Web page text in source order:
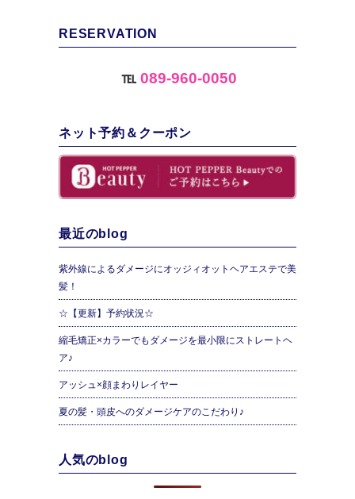
RESERVATION
℡ 089-960-0050
ネット予約＆クーポン
最近のblog
紫外線によるダメージにオッジィオットヘアエステで美
髪！
☆【更新】予約状況☆
縮毛矯正×カラーでもダメージを最小限にストレートヘ
ア♪
アッシュ×顔まわりレイヤー
夏の髪・頭皮へのダメージケアのこだわり♪
人気のblog